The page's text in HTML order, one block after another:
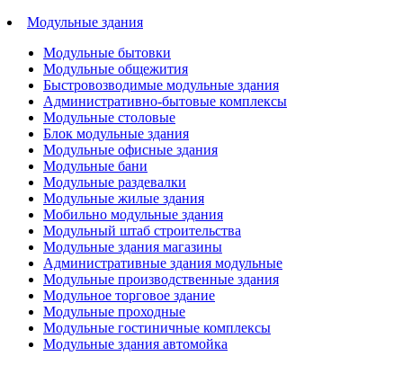
Модульные здания
Модульные бытовки
Модульные общежития
Быстровозводимые модульные здания
Административно-бытовые комплексы
Модульные столовые
Блок модульные здания
Модульные офисные здания
Модульные бани
Модульные раздевалки
Модульные жилые здания
Мобильно модульные здания
Модульный штаб строительства
Модульные здания магазины
Административные здания модульные
Модульные производственные здания
Модульное торговое здание
Модульные проходные
Модульные гостиничные комплексы
Модульные здания автомойка